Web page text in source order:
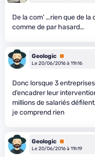
De la com’ …rien que de
comme de par hasard…
Geologic Premium
Le 20/06/2016 à 11h16
Donc lorsque 3
d’encadrer leur
millions de salariés
je comprend rien
Geologic Premium
Le 20/06/2016 à 11h19